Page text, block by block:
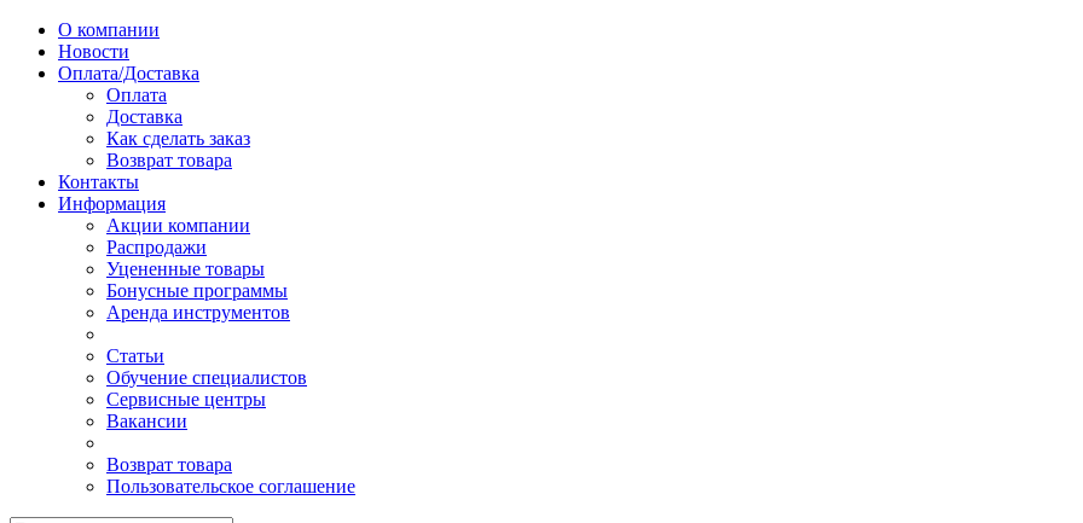
О компании
Новости
Оплата/Доставка
Оплата
Доставка
Как сделать заказ
Возврат товара
Контакты
Информация
Акции компании
Распродажи
Уцененные товары
Бонусные программы
Аренда инструментов
Статьи
Обучение специалистов
Сервисные центры
Вакансии
Возврат товара
Пользовательское соглашение